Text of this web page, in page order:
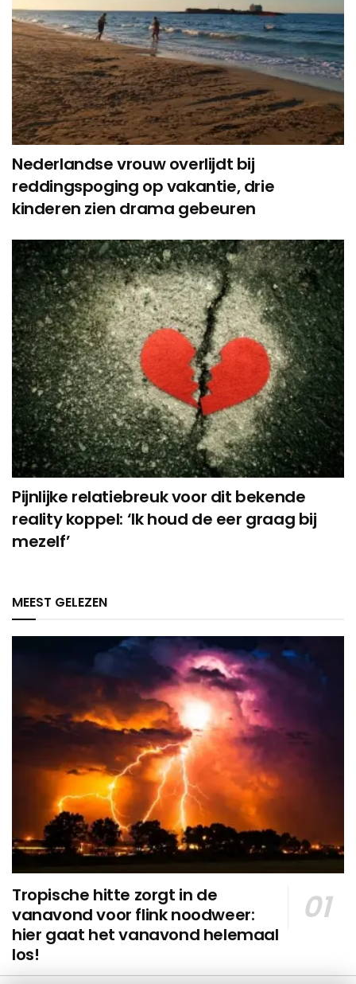
Nederlandse vrouw overlijdt bij
reddingspoging op vakantie, drie
kinderen zien drama gebeuren
Pijnlijke relatiebreuk voor dit bekende
reality koppel: ‘Ik houd de eer graag bij
mezelf’
MEEST GELEZEN
Tropische hitte zorgt in de
vanavond voor flink noodweer:
hier gaat het vanavond helemaal
los!